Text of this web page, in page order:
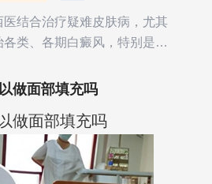
医结合治疗疑难皮肤病，尤其
各类、各期白癜风，特别是对
床运用中医的辨证施治，理法
做面部填充吗
做面部填充吗